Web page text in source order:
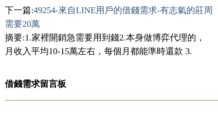
下一篇:49254-來自LINE用戶的借錢需求-有志氣的莊周
需要20萬
摘要:1.家裡開銷急需要用到錢2.本身做博弈代理的，
月收入平均10-15萬左右，每個月都能準時還款 3.
借錢需求留言板